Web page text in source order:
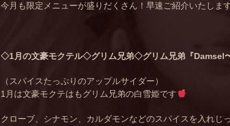
今月も限定メニューが盛りだくさん！早速ご紹介いたします
◇1月の文豪モクテル◇グリム兄弟◇グリム兄弟『Damsel
（スパイスたっぷりのアップルサイダー）
1月は文豪モクテはもグリム兄弟の白雪姫です
クローブ、シナモン、カルダモンなどのスパイスを入れじ